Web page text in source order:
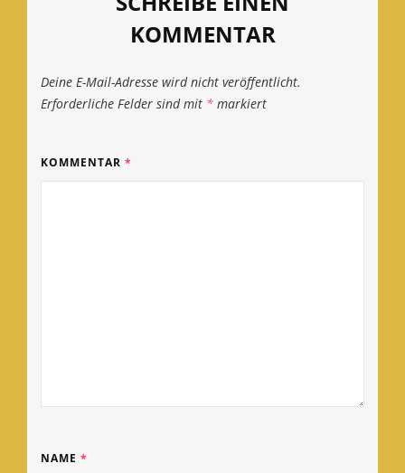
KOMMENTAR
Deine E-Mail-Adresse wird nicht veröffentlicht.
Erforderliche Felder sind mit * markiert
KOMMENTAR *
NAME *